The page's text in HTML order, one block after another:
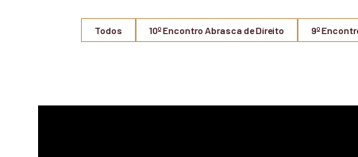
Todos 10º Encontro Abrasca de Direito 9º